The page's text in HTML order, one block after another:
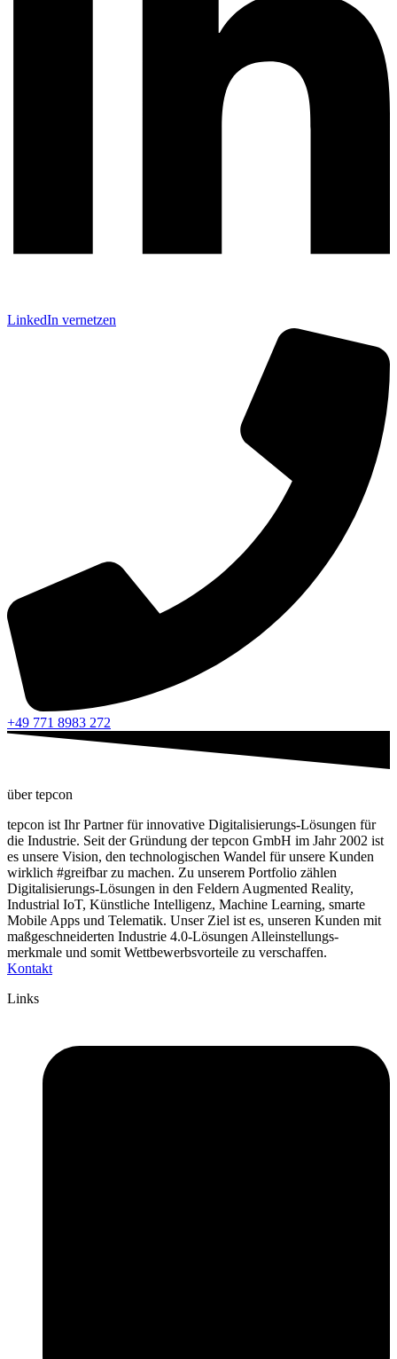
LinkedIn vernetzen
+49 771 8983 272
über tepcon
tepcon ist Ihr Partner für innovative Digitalisierungs-Lösungen für
die Industrie. Seit der Gründung der tepcon GmbH im Jahr 2002 ist
es unsere Vision, den technologischen Wandel für unsere Kunden
wirklich #greifbar zu machen. Zu unserem Portfolio zählen
Digitalisierungs-Lösungen in den Feldern Augmented Reality,
Industrial IoT, Künstliche Intelligenz, Machine Learning, smarte
Mobile Apps und Telematik. Unser Ziel ist es, unseren Kunden mit
maßgeschneiderten Industrie 4.0-Lösungen Alleinstellungs-
merkmale und somit Wettbewerbsvorteile zu verschaffen.
Kontakt
Links